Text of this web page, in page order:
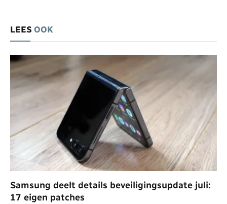
LEES OOK
Samsung deelt details beveiligingsupdate juli:
17 eigen patches